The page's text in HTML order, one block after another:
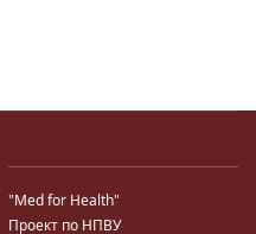
"Med for Health"
Проект по НПВУ